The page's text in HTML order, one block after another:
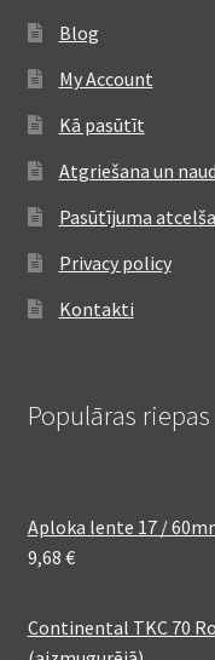
Blog
My Account
Kā pasūtīt
Atgriešana un
Pasūtījuma
Privacy policy
Kontakti
Populāras riepas
Aploka lente 17 /
9,68 €
Continental TKC 70